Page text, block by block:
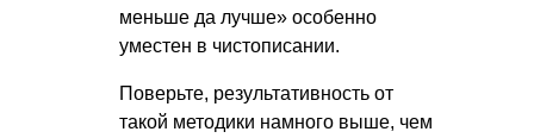
меньше да лучше» особенно
уместен в чистописании.
Поверьте, результативность от
такой методики намного выше, чем